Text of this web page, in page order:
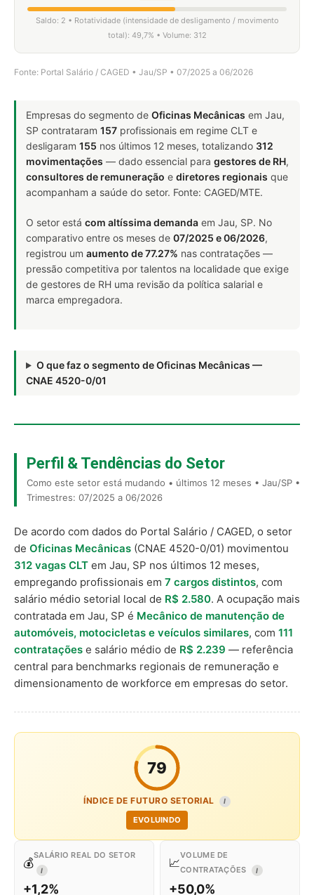
Saldo: 2 • Rotatividade (intensidade de desligamento / movimento
total): 49,7% • Volume: 312
Fonte: Portal Salário / CAGED • Jau/SP • 07/2025 a 06/2026
Empresas do segmento de Oficinas Mecânicas em Jau,
SP contrataram 157 profissionais em regime CLT e
desligaram 155 nos últimos 12 meses, totalizando 312
movimentações — dado essencial para gestores de RH,
consultores de remuneração e diretores regionais que
acompanham a saúde do setor. Fonte: CAGED/MTE.
O setor está com altíssima demanda em Jau, SP. No
comparativo entre os meses de 07/2025 e 06/2026,
registrou um aumento de 77.27% nas contratações —
pressão competitiva por talentos na localidade que exige
de gestores de RH uma revisão da política salarial e
marca empregadora.
O que faz o segmento de Oficinas Mecânicas —
CNAE 4520-0/01
Perfil & Tendências do Setor
Como este setor está mudando • últimos 12 meses • Jau/SP •
Trimestres: 07/2025 a 06/2026
De acordo com dados do Portal Salário / CAGED, o setor
de Oficinas Mecânicas (CNAE 4520-0/01) movimentou
312 vagas CLT em Jau, SP nos últimos 12 meses,
empregando profissionais em 7 cargos distintos, com
salário médio setorial local de R$ 2.580. A ocupação mais
contratada em Jau, SP é Mecânico de manutenção de
automóveis, motocicletas e veículos similares, com 111
contratações e salário médio de R$ 2.239 — referência
central para benchmarks regionais de remuneração e
dimensionamento de workforce em empresas do setor.
79
ÍNDICE DE FUTURO SETORIAL I
EVOLUINDO
💰
SALÁRIO REAL DO SETOR
I
+1,2%
📈
VOLUME DE
CONTRATAÇÕES
I
+50,0%